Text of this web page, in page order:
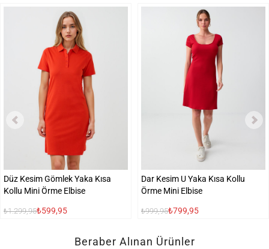
Düz Kesim Gömlek Yaka Kısa
Kollu Mini Örme Elbise
₺1.299,95₺599,95
Dar Kesim U Yaka Kısa Kollu
Örme Mini Elbise
₺999,95₺799,95
Beraber Alınan Ürünler